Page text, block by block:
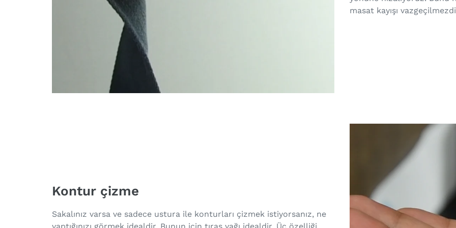
masat kayışı
Kontur çizme
Sakalınız varsa ve sadece ustura ile konturları çizmek istiyorsanız, ne